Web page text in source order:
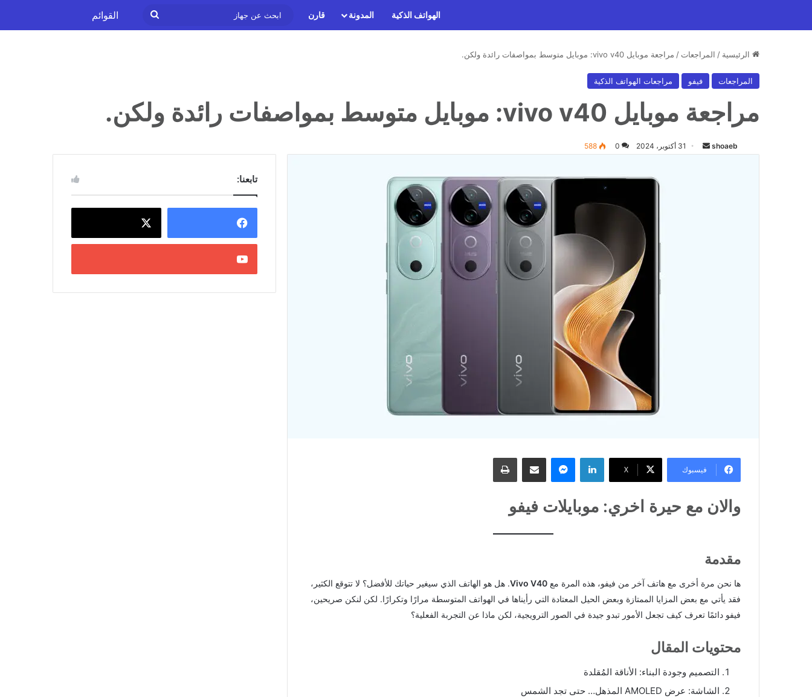
القوائم الهواتف الذكية المدونة قارن
ابحث
الرئيسية / المراجعات / مراجعة موبايل vivo v40: موبايل متوسط بمواصفات رائدة ولكن.
المراجعات فيفو مراجعات الهواتف الذكية
مراجعة موبايل vivo v40: موبايل متوسط بمواصفات رائدة ولكن.
shoaeb
أرسل
31 أكتوبر، 2024 0
588
فيسبوك X
لينكدإن ماسنجر مشاركة عبر البريد طباعة
والان مع حيرة اخري: موبايلات فيفو
مقدمة
ها نحن مرة أخرى مع هاتف آخر من فيفو، هذه المرة مع Vivo V40. هل هو الهاتف الذي سيغير حياتك للأفضل؟ لا تتوقع الكثير،
فقد يأتي مع بعض المزايا الممتازة وبعض الحيل المعتادة التي رأيناها في الهواتف المتوسطة مرارًا وتكرارًا. لكن لنكن صريحين،
فيفو دائمًا تعرف كيف تجعل الأمور تبدو جيدة في الصور الترويجية، لكن ماذا عن التجربة الفعلية؟
محتويات المقال
التصميم وجودة البناء: الأناقة المُقلدة
الشاشة: عرض AMOLED المذهل… حتى تجد الشمس
تابعنا: